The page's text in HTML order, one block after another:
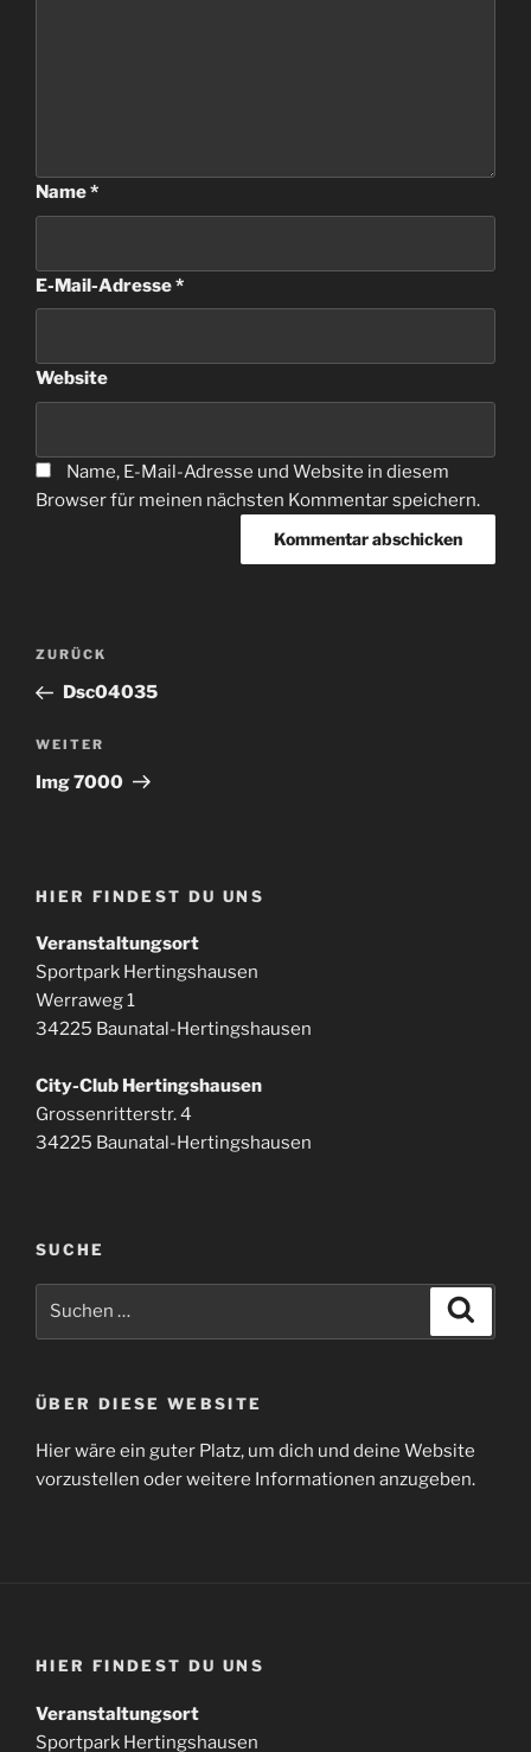
Name*
E-Mail-Adresse*
Website
Name, E-Mail-Adresse und Website in diesem
Browser für meinen nächsten Kommentar speichern.
Beitragsnavigation
Vorheriger
Beitrag
ZURÜCK
Dsc04035
Nächster
Beitrag
WEITER
Img 7000
HIER FINDEST DU UNS
Veranstaltungsort
Sportpark Hertingshausen
Werraweg 1
34225 Baunatal-Hertingshausen
City-Club Hertingshausen
Grossenritterstr. 4
34225 Baunatal-Hertingshausen
SUCHE
ÜBER DIESE WEBSITE
Hier wäre ein guter Platz, um dich und deine Website
vorzustellen oder weitere Informationen anzugeben.
HIER FINDEST DU UNS
Veranstaltungsort
Sportpark Hertingshausen